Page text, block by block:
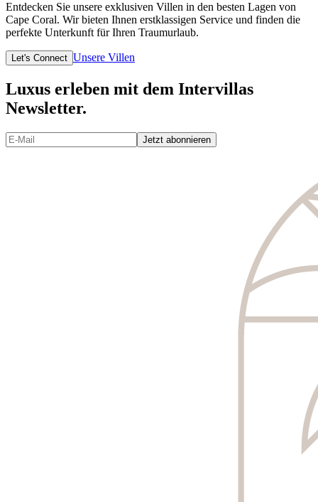
Entdecken Sie unsere exklusiven Villen in den besten Lagen von
Cape Coral. Wir bieten Ihnen erstklassigen Service und finden die
perfekte Unterkunft für Ihren Traumurlaub.
Let's Connect Unsere Villen
Luxus erleben mit dem Intervillas
Newsletter.
Jetzt abonnieren